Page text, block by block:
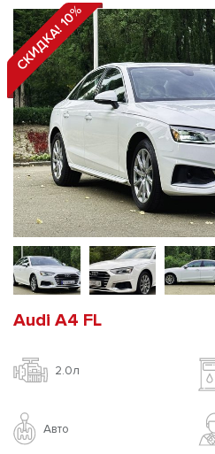
СКИДКА! 10%
Audi A4 FL
2.0л
Авто